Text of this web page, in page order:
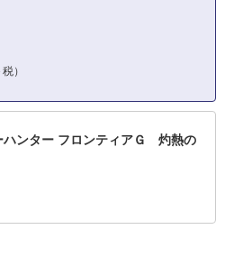
）
ハンター フロンティアＧ 灼熱の